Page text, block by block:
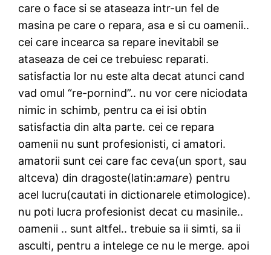
care o face si se ataseaza intr-un fel de
masina pe care o repara, asa e si cu oamenii..
cei care incearca sa repare inevitabil se
ataseaza de cei ce trebuiesc reparati.
satisfactia lor nu este alta decat atunci cand
vad omul “re-pornind”.. nu vor cere niciodata
nimic in schimb, pentru ca ei isi obtin
satisfactia din alta parte. cei ce repara
oamenii nu sunt profesionisti, ci amatori.
amatorii sunt cei care fac ceva(un sport, sau
altceva) din dragoste(latin:amare) pentru
acel lucru(cautati in dictionarele etimologice).
nu poti lucra profesionist decat cu masinile..
oamenii .. sunt altfel.. trebuie sa ii simti, sa ii
asculti, pentru a intelege ce nu le merge. apoi